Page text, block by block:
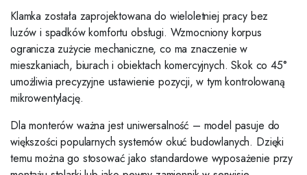
Klamka została zaprojektowana do wieloletniej pracy bez
luzów i spadków komfortu obsługi. Wzmocniony korpus
ogranicza zużycie mechaniczne, co ma znaczenie w
mieszkaniach, biurach i obiektach komercyjnych. Skok co 45°
umożliwia precyzyjne ustawienie pozycji, w tym kontrolowaną
mikrowentylację.
Dla monterów ważna jest uniwersalność – model pasuje do
większości popularnych systemów okuć budowlanych. Dzięki
temu można go stosować jako standardowe wyposażenie przy